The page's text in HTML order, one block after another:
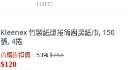
(1209)
Kleenex 竹製紙漿捲筒廚房紙巾, 150
張, 4捲
首購折扣價 53%$256
$120